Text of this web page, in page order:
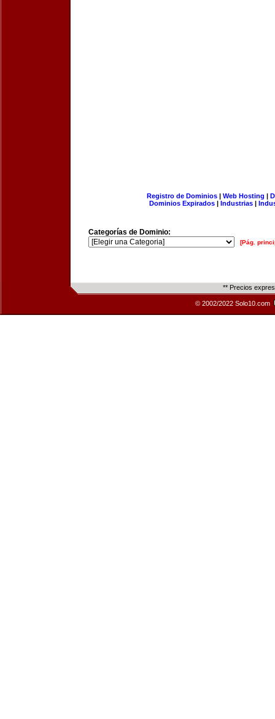
Registro de Dominios| Web Hosting |
Dominios Expirados | Industrias |
Categorías de Dominio:
[Pág.
** Precios
© 2002/2022 Solo10.com